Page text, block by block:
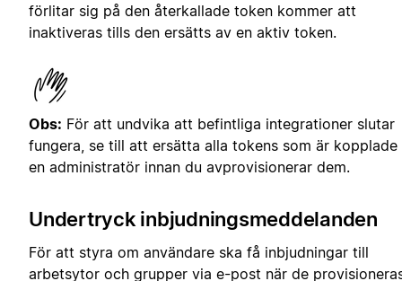
förlitar sig på den återkallade token kommer att
inaktiveras tills den ersätts av en aktiv token.
Obs: För att undvika att befintliga integrationer slutar
fungera, se till att ersätta alla tokens som är
en administratör innan du avprovisionerar dem.
Undertryck inbjudningsmeddelanden
För att styra om användare ska få inbjudningar till
arbetsytor och grupper via e-post när de